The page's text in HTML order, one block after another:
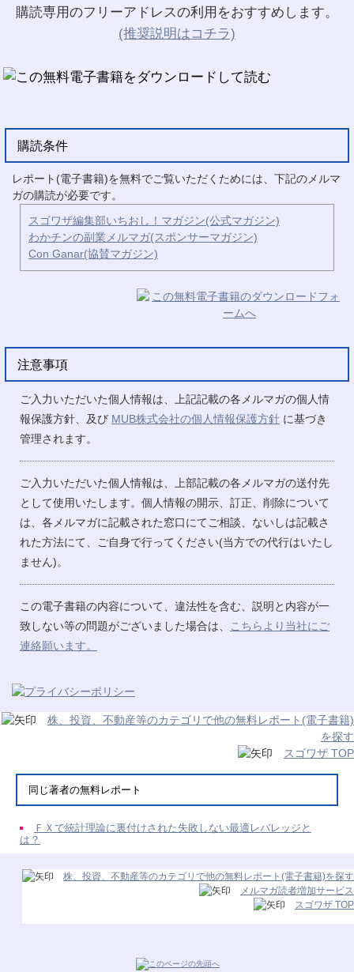
購読専用のフリーアドレスの利用をおすすめします。
(推奨説明はコチラ)
購読条件
レポート(電子書籍)を無料でご覧いただくためには、下記のメルマ
ガの購読が必要です。
スゴワザ編集部いちおし！マガジン(公式マガジン)
わかチンの副業メルマガ(スポンサーマガジン)
Con Ganar(協賛マガジン)
注意事項
ご入力いただいた個人情報は、上記記載の各メルマガの個人情
報保護方針、及び MUB株式会社の個人情報保護方針 に基づき
管理されます。
ご入力いただいた個人情報は、上部記載の各メルマガの送付先
として使用いたします。個人情報の開示、訂正、削除について
は、各メルマガに記載された窓口にてご相談、ないしは記載さ
れた方法にて、ご自身で行ってください(当方での代行はいたし
ません)。
この電子書籍の内容について、違法性を含む、説明と内容が一
致しない等の問題がございました場合は、
こちらより当社にご
連絡願います。
株、投資、不動産等のカテゴリで他の無料レポート(電子書籍)
を探す
スゴワザ TOP
同じ著者の無料レポート
ＦＸで統計理論に裏付けされた失敗しない最適レバレッジと
は？
株、投資、不動産等のカテゴリで他の無料レポート(電子書籍)を探す
メルマガ読者増加サービス
スゴワザ TOP